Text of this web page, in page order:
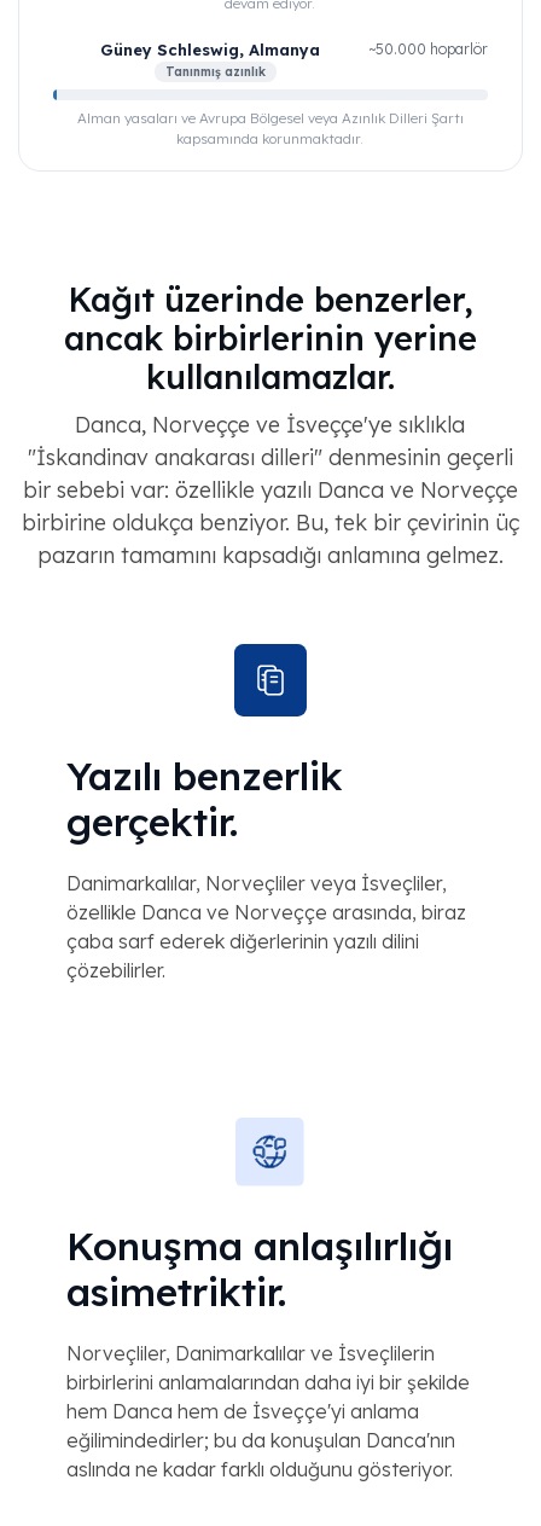
Güney Schleswig, Almanya
Tanınmış azınlık
~50.000 hoparlör
Alman yasaları ve Avrupa Bölgesel veya Azınlık Dilleri Şartı
kapsamında korunmaktadır.
Kağıt üzerinde benzerler,
ancak birbirlerinin yerine
kullanılamazlar.
Danca, Norveççe ve İsveççe'ye sıklıkla
"İskandinav anakarası dilleri" denmesinin geçerli
bir sebebi var: özellikle yazılı Danca ve Norveççe
birbirine oldukça benziyor. Bu, tek bir çevirinin üç
pazarın tamamını kapsadığı anlamına gelmez.
Yazılı benzerlik
gerçektir.
Danimarkalılar, Norveçliler veya İsveçliler,
özellikle Danca ve Norveççe arasında, biraz
çaba sarf ederek diğerlerinin yazılı dilini
çözebilirler.
Konuşma anlaşılırlığı
asimetriktir.
Norveçliler, Danimarkalılar ve İsveçlilerin
birbirlerini anlamalarından daha iyi bir şekilde
hem Danca hem de İsveççe'yi anlama
eğilimindedirler; bu da konuşulan Danca'nın
aslında ne kadar farklı olduğunu gösteriyor.